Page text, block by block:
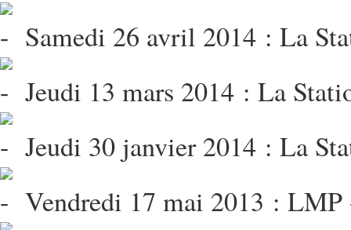
Samedi 26 avril 2014 : La
Jeudi 13 mars 2014 : La
Jeudi 30 janvier 2014 : La
Vendredi 17 mai 2013 : LMP